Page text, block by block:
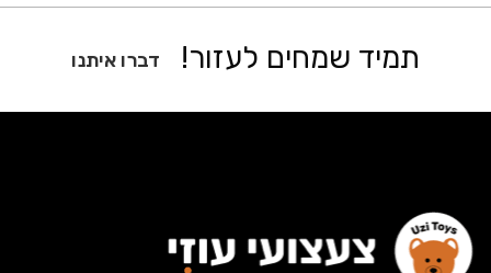
תמיד שמחים לעזור! דברו איתנו